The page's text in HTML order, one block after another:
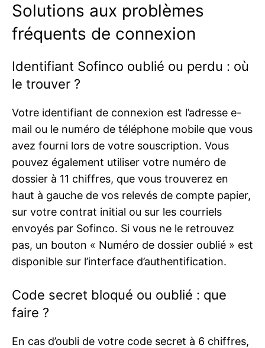
Solutions aux problèmes
fréquents de connexion
Identifiant Sofinco oublié ou perdu : où
le trouver ?
Votre identifiant de connexion est l’adresse e-
mail ou le numéro de téléphone mobile que vous
avez fourni lors de votre souscription. Vous
pouvez également utiliser votre numéro de
dossier à 11 chiffres, que vous trouverez en
haut à gauche de vos relevés de compte papier,
sur votre contrat initial ou sur les courriels
envoyés par Sofinco. Si vous ne le retrouvez
pas, un bouton « Numéro de dossier oublié » est
disponible sur l’interface d’authentification.
Code secret bloqué ou oublié : que
faire ?
En cas d’oubli de votre code secret à 6 chiffres,